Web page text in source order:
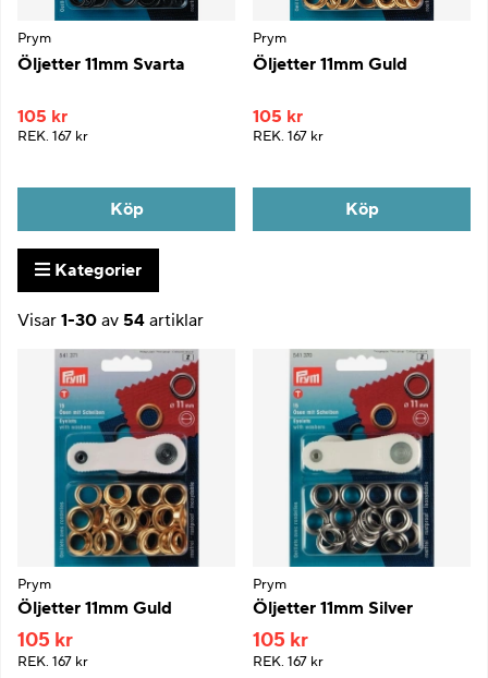
Prym
Öljetter 11mm Svarta
105 kr
REK. 167 kr
Köp
Prym
Öljetter 11mm Guld
105 kr
REK. 167 kr
Köp
Kategorier
Visar 1-30 av 54 artiklar
Produkter
Prym
Öljetter 11mm Guld
105 kr
REK. 167 kr
Prym
Öljetter 11mm Silver
105 kr
REK. 167 kr